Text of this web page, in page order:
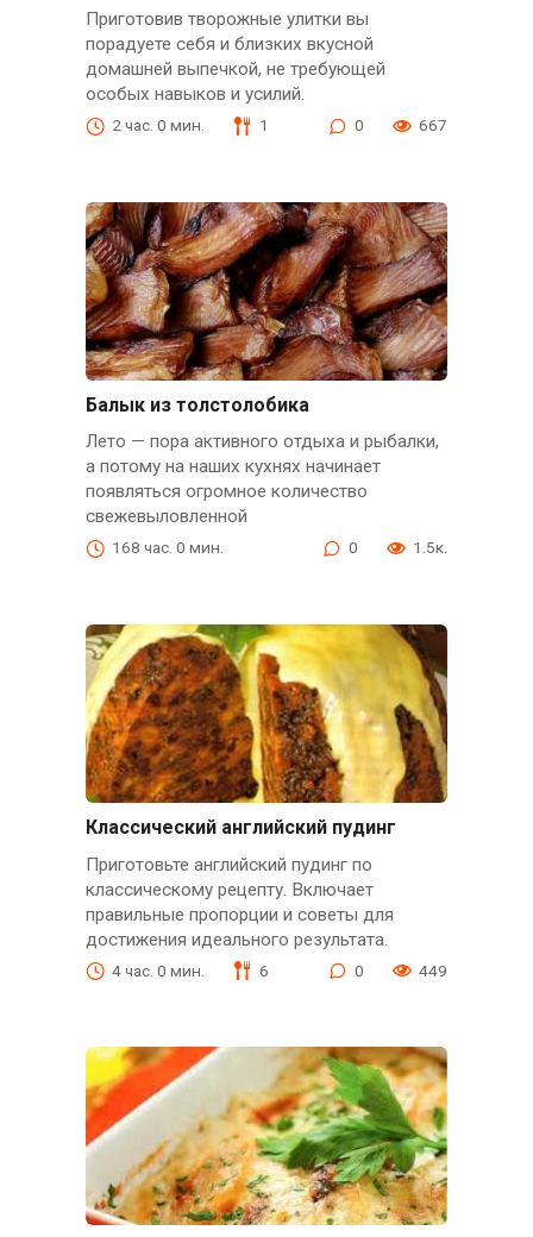
Приготовив творожные улитки вы
порадуете себя и близких вкусной
домашней выпечкой, не требующей
особых навыков и усилий.
2 час. 0 мин. 1 0 667
Балык из толстолобика
Лето — пора активного отдыха и рыбалки,
а потому на наших кухнях начинает
появляться огромное количество
свежевыловленной
168 час. 0 мин. 0 1.5к.
Классический английский пудинг
Приготовьте английский пудинг по
классическому рецепту. Включает
правильные пропорции и советы для
достижения идеального результата.
4 час. 0 мин. 6 0 449